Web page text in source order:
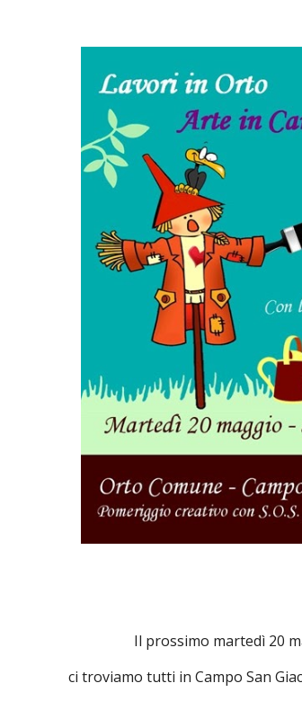
Il prossimo martedì 20
ci troviamo tutti in Campo San